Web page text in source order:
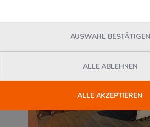
AUSWAHL BESTÄTIGEN
ALLE ABLEHNEN
ALLE AKZEPTIEREN